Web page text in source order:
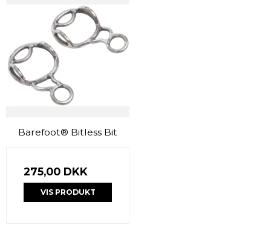
Barefoot® Bitless Bit
275,00 DKK
VIS PRODUKT